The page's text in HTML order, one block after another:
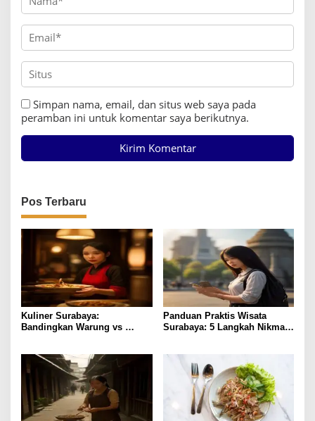
Simpan nama, email, dan situs web saya pada
peramban ini untuk komentar saya berikutnya.
Pos Terbaru
Kuliner Surabaya:
Bandingkan Warung vs
Panduan Praktis Wisata
Surabaya: 5 Langkah Nikmati